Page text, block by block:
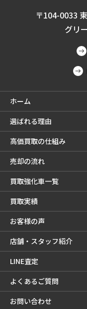
〒104-0033
グリ
ホーム
選ばれる理由
高価買取の仕組み
売却の流れ
買取強化車一覧
買取実績
お客様の声
店舗・スタッフ紹介
LINE査定
よくあるご質問
お問い合わせ